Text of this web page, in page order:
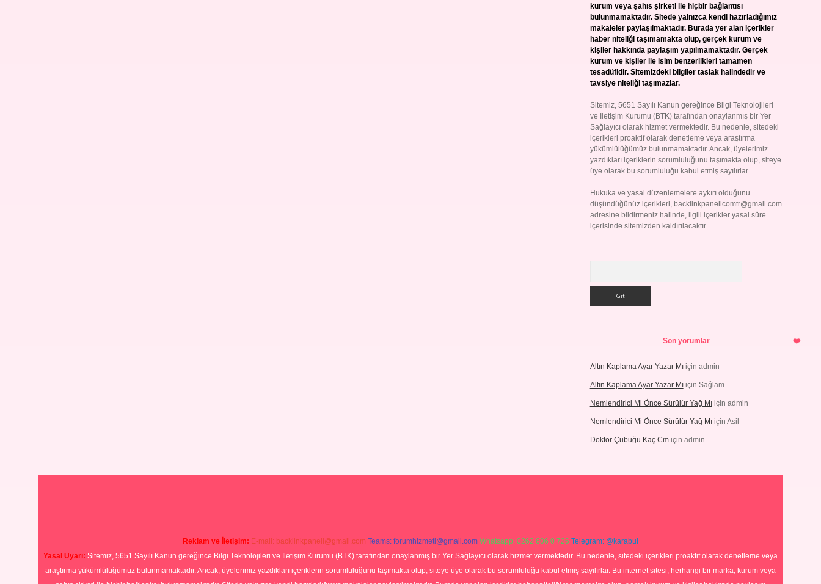
kurum veya şahıs şirketi ile hiçbir bağlantısı
bulunmamaktadır. Sitede yalnızca kendi hazırladığımız
makaleler paylaşılmaktadır. Burada yer alan içerikler
haber niteliği taşımamakta olup, gerçek kurum ve
kişiler hakkında paylaşım yapılmamaktadır. Gerçek
kurum ve kişiler ile isim benzerlikleri tamamen
tesadüfidir. Sitemizdeki bilgiler taslak halindedir ve
tavsiye niteliği taşımazlar.
Sitemiz, 5651 Sayılı Kanun gereğince Bilgi Teknolojileri
ve İletişim Kurumu (BTK) tarafından onaylanmış bir Yer
Sağlayıcı olarak hizmet vermektedir. Bu nedenle, sitedeki
içerikleri proaktif olarak denetleme veya araştırma
yükümlülüğümüz bulunmamaktadır. Ancak, üyelerimiz
yazdıkları içeriklerin sorumluluğunu taşımakta olup, siteye
üye olarak bu sorumluluğu kabul etmiş sayılırlar.
Hukuka ve yasal düzenlemelere aykırı olduğunu
düşündüğünüz içerikleri, backlinkpanelicomtr@gmail.com
adresine bildirmeniz halinde, ilgili içerikler yasal süre
içerisinde sitemizden kaldırılacaktır.
Son yorumlar
Altın Kaplama Ayar Yazar Mıiçin admin
Altın Kaplama Ayar Yazar Mıiçin Sağlam
Nemlendirici Mi Önce Sürülür Yağ Mıiçin admin
Nemlendirici Mi Önce Sürülür Yağ Mıiçin Asil
Doktor Çubuğu Kaç Cmiçin admin
Reklam ve İletişim: E-mail: backlinkpaneli@gmail.com Teams: forumhizmeti@gmail.com Whatsapp: 0262 606 0 726 Telegram: @karabul
Yasal Uyarı: Sitemiz, 5651 Sayılı Kanun gereğince Bilgi Teknolojileri ve İletişim Kurumu (BTK) tarafından onaylanmış bir Yer Sağlayıcı olarak hizmet vermektedir. Bu nedenle, sitedeki içerikleri proaktif olarak denetleme veya
araştırma yükümlülüğümüz bulunmamaktadır. Ancak, üyelerimiz yazdıkları içeriklerin sorumluluğunu taşımakta olup, siteye üye olarak bu sorumluluğu kabul etmiş sayılırlar. Bu internet sitesi, herhangi bir marka, kurum veya